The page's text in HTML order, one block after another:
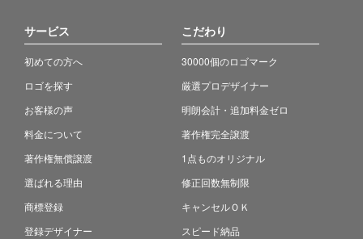
サービス
初めての方へ
ロゴを探す
お客様の声
料金について
著作権無償譲渡
選ばれる理由
商標登録
登録デザイナー
こだわり
30000個のロゴマーク
厳選プロデザイナー
明朗会計・追加料金ゼロ
著作権完全譲渡
1点ものオリジナル
修正回数無制限
キャンセルＯＫ
スピード納品